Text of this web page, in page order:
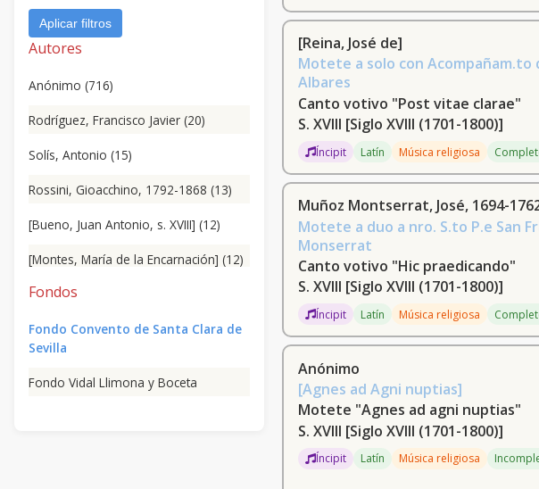
Aplicar filtros
Autores
Anónimo (716)
Rodríguez, Francisco Javier (20)
Solís, Antonio (15)
Rossini, Gioacchino, 1792-1868 (13)
[Bueno, Juan Antonio, s. XVIII] (12)
[Montes, María de la Encarnación] (12)
Eslava y Elizondo, Miguel Hilarión,
Verdi, Giuseppe, 1813-1901 (12)
VV.AA (11)
Fondos
Fondo Convento de Santa Clara de
Sevilla
Fondo Vidal Llimona y Boceta
[Reina, José de]
Motete a solo con Acompañam.to
Albares
Canto votivo "Post vitae clarae"
S. XVIII [Siglo XVIII (1701-1800)]
Íncipit Latín Música religiosa
Muñoz Montserrat, José, 1694-
Motete a duo a nro. S.to P.e San
Monserrat
Canto votivo "Hic praedicando"
S. XVIII [Siglo XVIII (1701-1800)]
Íncipit Latín Música religiosa
Anónimo
[Agnes ad Agni nuptias]
Motete "Agnes ad agni nuptias"
S. XVIII [Siglo XVIII (1701-1800)]
Íncipit Latín Música religiosa